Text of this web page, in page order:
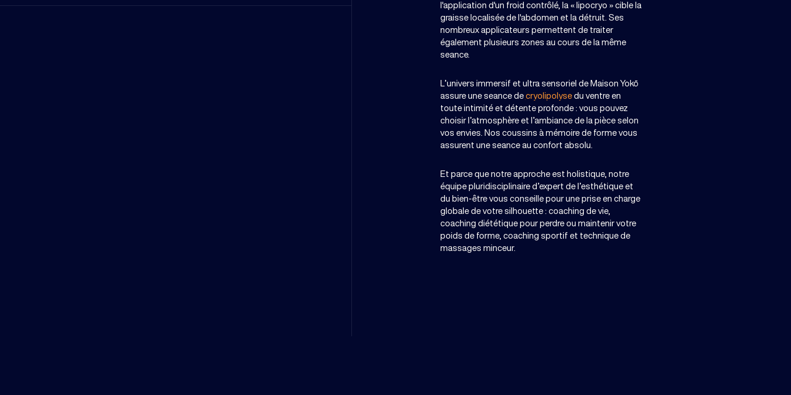
l'application d'un froid contrôlé, la « lipocryo » cible la
graisse localisée de l'abdomen et la détruit. Ses
nombreux applicateurs permettent de traiter
également plusieurs zones au cours de la même
seance.
L’univers immersif et ultra sensoriel de Maison Yokō
assure une seance de cryolipolysedu ventre en
toute intimité et détente profonde : vous pouvez
choisir l’atmosphère et l’ambiance de la pièce selon
vos envies. Nos coussins à mémoire de forme vous
assurent une seance au confort absolu.
Et parce que notre approche est holistique, notre
équipe pluridisciplinaire d’expert de l’esthétique et
du bien-être vous conseille pour une prise en charge
globale de votre silhouette : coaching de vie,
coaching diététique pour perdre ou maintenir votre
poids de forme, coaching sportif et technique de
massages minceur.